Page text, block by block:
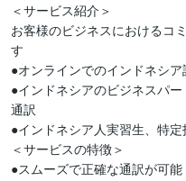
＜サービス紹介＞
お客様のビジネスにおけるコ
す
●オンラインでのインドネシア
●インドネシアのビジネスパ
通訳
●インドネシア人実習生、特
＜サービスの特徴＞
●スムーズで正確な通訳が可能